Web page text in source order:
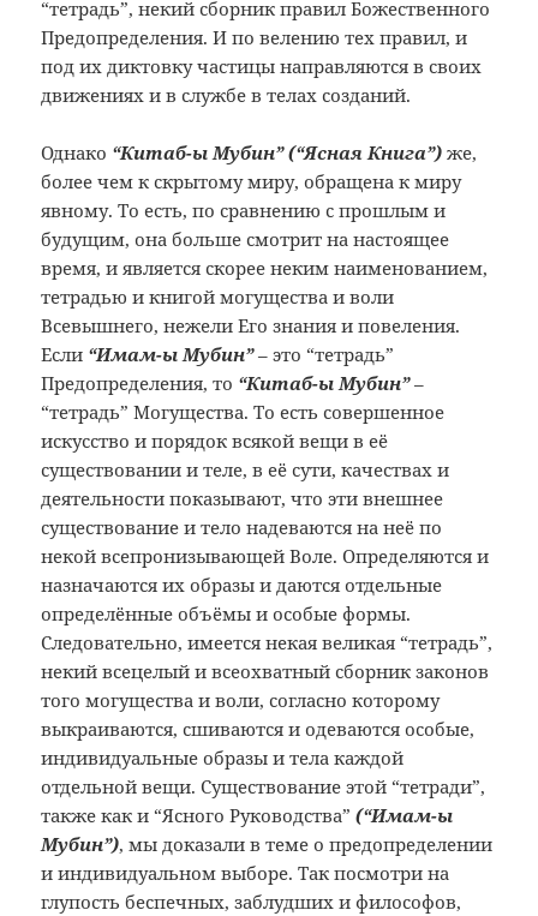
“тетрадь”, некий сборникправил Божественного
Предопределения.И по велению тех правил, и
под их диктовкучастицы направляются в своих
движенияхи в службе в телах созданий.
Однако “Китаб-ы Мубин” (“Ясная Книга”)же,
более чем к скрытому миру,обращена к миру
явному. То есть, посравнению с прошлым и
будущим, онабольше смотрит на настоящее
время, иявляется скорее неким наименованием,
тетрадью и книгой могущества и воли
Всевышнего, нежели Его знания и повеления.
Если “Имам-ы Мубин”– это “тетрадь”
Предопределения, то “Китаб-ыМубин”–
“тетрадь” Могущества.То есть совершенное
искусство и порядоквсякой вещи в её
существовании и теле,в её сути, качествах и
деятельностипоказывают, что эти внешнее
существованиеи тело надеваются на неё по
некойвсепронизывающей Воле. Определяютсяи
назначаются их образы и даютсяотдельные
определённые объёмы и особыеформы.
Следовательно, имеется некаявеликая “тетрадь”,
некий всецелый ивсеохватный сборник законов
тогомогущества и воли, согласно которому
выкраиваются, сшиваются и одеваютсяособые,
индивидуальные образы и телакаждой
отдельной вещи. Существованиеэтой “тетради”,
также как и “ЯсногоРуководства”(“Имам-ы
Мубин”),мы доказали в теме о предопределении
и индивидуальном выборе. Так посмотрина
глупость беспечных, заблудших ифилософов,